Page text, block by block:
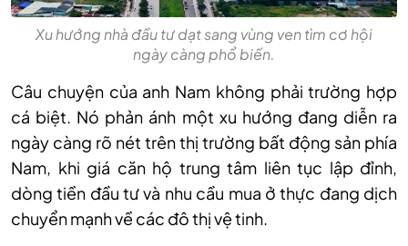
Xu hướng nhà đầu tư dạt sang vùng ven tìm cơ hội
ngày càng phổ biến.
Câu chuyện của anh Nam không phải trường hợp
cá biệt. Nó phản ánh một xu hướng đang diễn ra
ngày càng rõ nét trên thị trường bất động sản phía
Nam, khi giá căn hộ trung tâm liên tục lập đỉnh,
dòng tiền đầu tư và nhu cầu mua ở thực đang dịch
chuyển mạnh về các đô thị vệ tinh.